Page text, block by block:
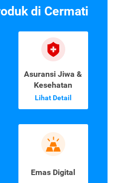
di Cermati
Asuransi Jiwa &
Kesehatan
Lihat Detail
Emas Digital